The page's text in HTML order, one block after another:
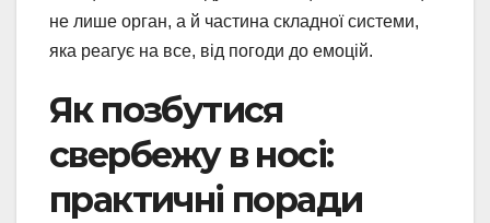
не лише орган, а й частина складної системи,
яка реагує на все, від погоди до емоцій.
Як позбутися
свербежу в носі:
практичні поради